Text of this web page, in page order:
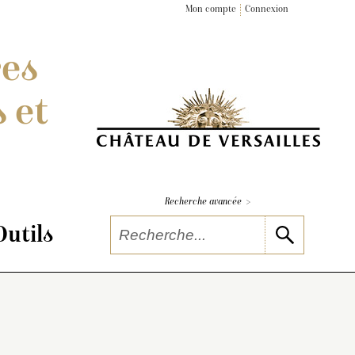
Mon compte Connexion
et
Recherche avancée >